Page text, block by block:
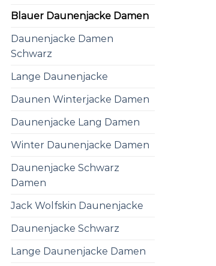
Blauer Daunenjacke Damen
Daunenjacke Damen
Schwarz
Lange Daunenjacke
Daunen Winterjacke Damen
Daunenjacke Lang Damen
Winter Daunenjacke Damen
Daunenjacke Schwarz
Damen
Jack Wolfskin Daunenjacke
Daunenjacke Schwarz
Lange Daunenjacke Damen